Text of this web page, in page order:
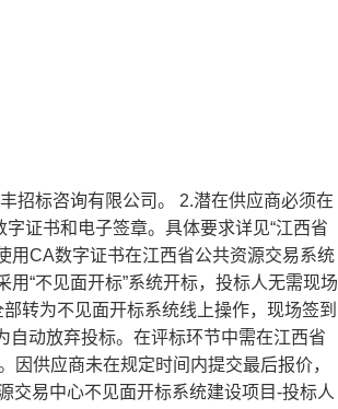
招标咨询有限公司。 2.潜在供应商必须在
证书和电子签章。具体要求详见“江西省
用CA数字证书在江西省公共资源交易系统
“不见面开标”系统开标，投标人无需现场
转为不见面开标系统线上操作，现场签到
动放弃投标。在评标环节中需在江西省
供应商未在规定时间内提交最后报价，
交易中心不见面开标系统建设项目-投标人